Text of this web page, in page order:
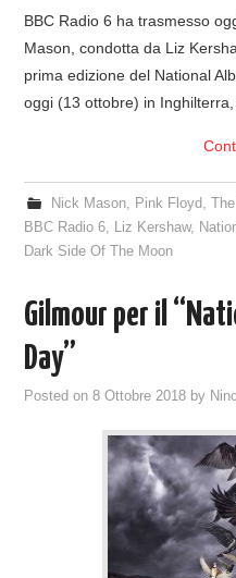
BBC Radio 6 ha trasmesso
Mason, condotta da Liz
prima edizione del National
oggi (13 ottobre) in
Nick Mason, Pink Floyd,
BBC Radio 6, Liz Kershaw,
Dark Side Of The Moon
Gilmour per il
Day”
Posted on8 Ottobre 2018 by